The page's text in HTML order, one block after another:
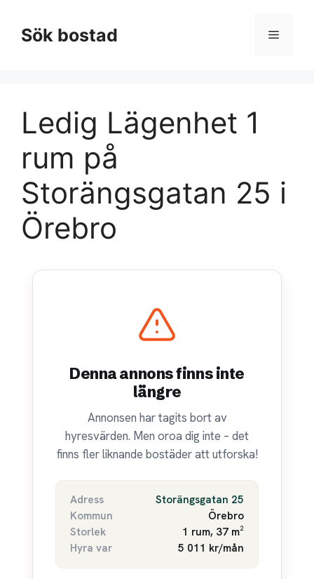
innehållSök bostad Meny
Ledig Lägenhet 1
rum på
Storängsgatan 25 i
Örebro
Denna annons finns inte
längre
Annonsen har tagits bort av
hyresvärden. Men oroa dig inte – det
finns fler liknande bostäder att utforska!
Adress
Storängsgatan 25
Kommun
Örebro
Storlek
1 rum, 37 m²
Hyra var
5 011 kr/mån